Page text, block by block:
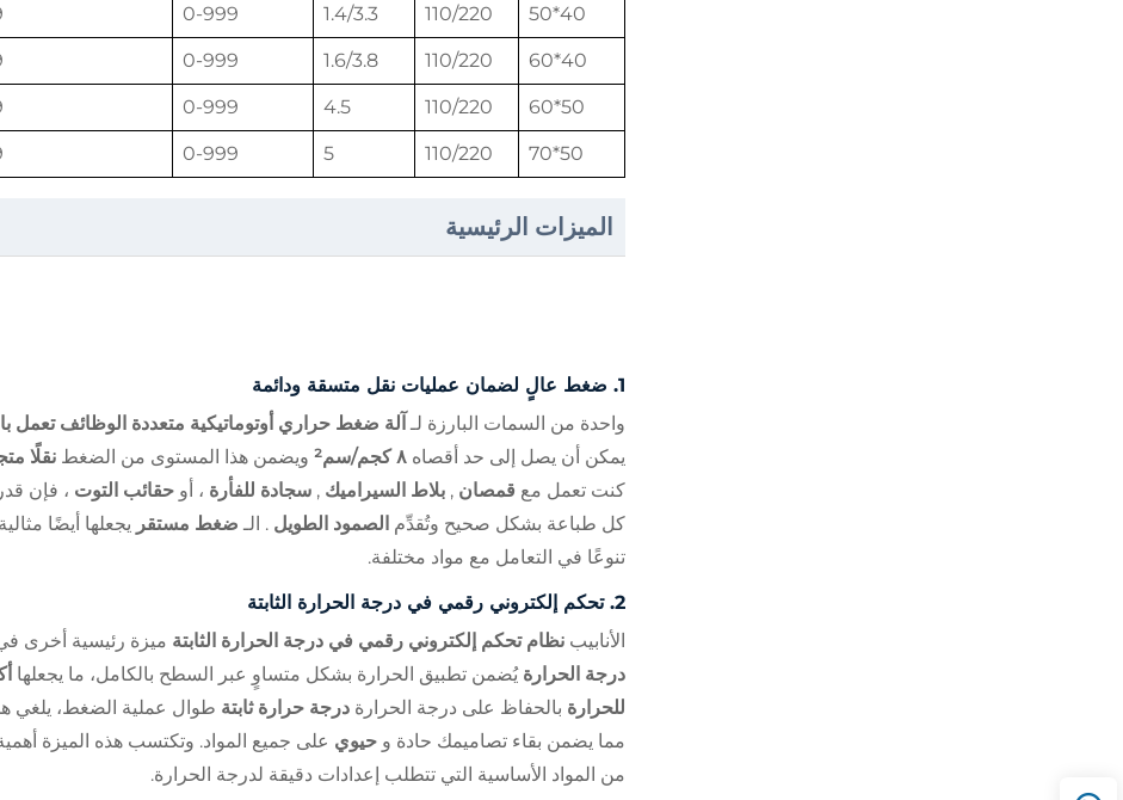
40*50
110/220
1.4/3.3
0-999
40*60
110/220
1.6/3.8
0-999
50*60
110/220
4.5
0-999
50*70
110/220
5
0-999
الميزات الرئيسية
1. ضغط عالٍ لضمان عمليات نقل متسقة ودائمة
واحدة من السمات البارزة لـ آلة ضغط حراري أوتوماتيكية متعددة الوظائف تعمل
يمكن أن يصل إلى حد أقصاه ٨ كجم/سم² ويضمن هذا المستوى من الضغط نقلًا
كنت تعمل مع قمصان , بلاط السيراميك , سجادة للفأرة ، أو حقائب التوت ، فإن
كل طباعة بشكل صحيح وتُقدِّم الصمود الطويل . الـ ضغط مستقر يجعلها أيضًا
تنوعًا في التعامل مع مواد مختلفة.
2. تحكم إلكتروني رقمي في درجة الحرارة الثابتة
الأنابيب نظام تحكم إلكتروني رقمي في درجة الحرارة الثابتة ميزة رئيسية أخرى
درجة الحرارةيُضمن تطبيق الحرارة بشكل متساوٍ عبر السطح بالكامل، ما يجعلها
للحرارة بالحفاظ على درجة الحرارة درجة حرارة ثابتة طوال عملية الضغط، يلغي
مما يضمن بقاء تصاميمك حادة و حيوي على جميع المواد. وتكتسب هذه الميزة
من المواد الأساسية التي تتطلب إعدادات دقيقة لدرجة الحرارة.